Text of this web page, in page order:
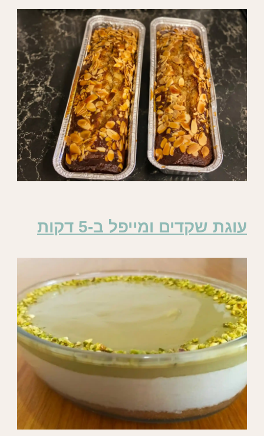
עוגת שקדים ומייפל ב-5 דקות